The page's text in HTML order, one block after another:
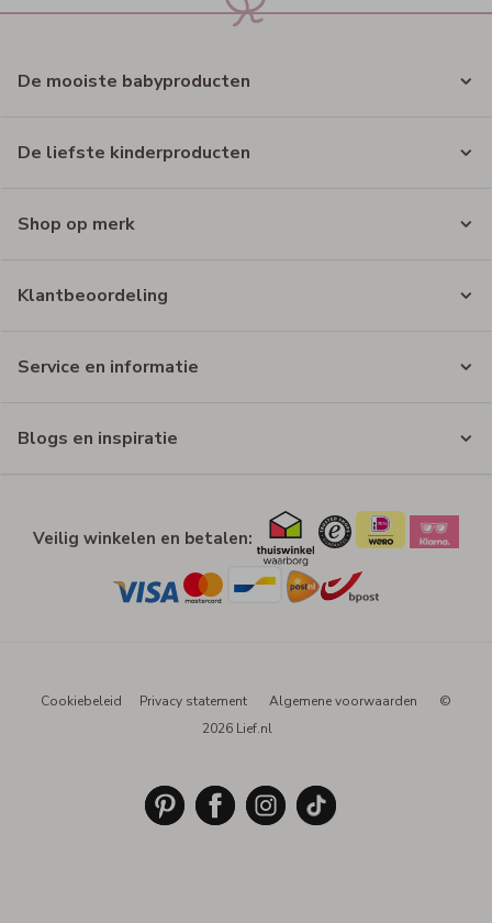
De mooiste babyproducten
De liefste kinderproducten
Shop op merk
Klantbeoordeling
Service en informatie
Blogs en inspiratie
Veilig winkelen en betalen:
Cookiebeleid Privacy statement Algemene voorwaarden
©
2026 Lief.nl